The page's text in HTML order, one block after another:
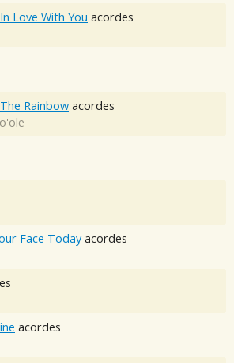
Love With You acordes
Rainbow acordes
Face Today acordes
acordes